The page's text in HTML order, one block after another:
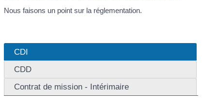
Nous faisons un point sur la réglementation.
CDI
CDD
Contrat de mission - Intérimaire